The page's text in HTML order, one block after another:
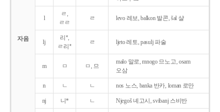
자음
l
ㄹ,
ㄹㄹ
ㄹ levo 레보, balkon 발콘, šal 샬
lj
리*,
ㄹ리*
ㄹ ljeto 레토, pasulj 파술
m ㅁ ㅁ, 므
malo 말로, mnogo 므노고, osam
오삼
n ㄴ ㄴ nos 노스, banka 반카, loman 로만
nj 니* ㄴ Njegoš 녜고시, svibanj 스비반